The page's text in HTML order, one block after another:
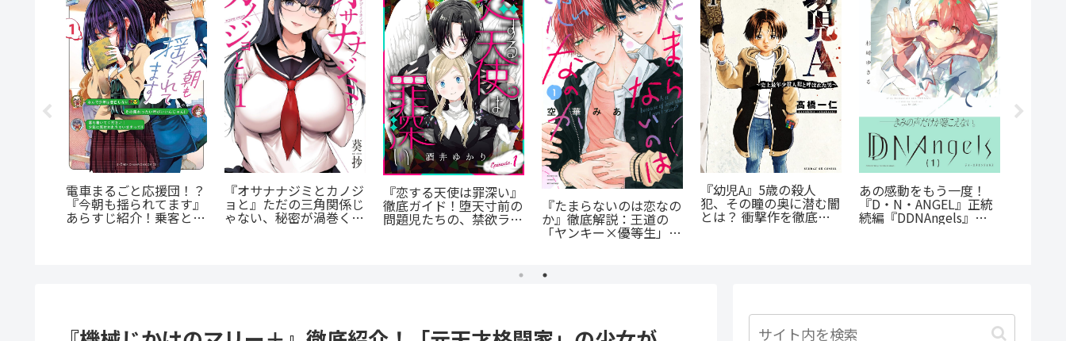
《65歳の老人が超人
に！？》『山岳超人マツ
オカ』のあらすじ紹介：
戦慄と謎に満ちた山岳殺
『たろうのまにまに』徹
底紹介！クズなヒモ男に
沼る人続出の理由と「ま
にまに」の意味とは？
『群脳教室』の魅力を徹
底解説！教室が脳だら
け？衝撃サスペンスを今
すぐ読むべき5つの理由
蒼井まもる『ふつうの女
の子』レビュー。母とし
ての葛藤と、娘の成長に
涙が止まらない
『先生、僕たちは殺して
いません。』徹底解説：
優しき女性教師の無慈悲
『捕虜英雄』完全解説！
最底辺から駆け上がる至
高のカタルシス